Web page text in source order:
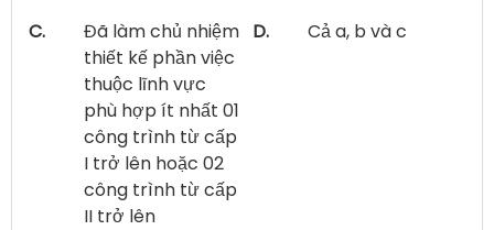
C.
Đã làm chủ nhiệm
thiết kế phần việc
thuộc lĩnh vực
phù hợp ít nhất 01
công trình từ cấp
I trở lên hoặc 02
công trình từ cấp
II trở lên
D. Cả a, b và c